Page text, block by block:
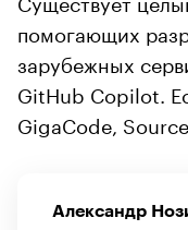
помогающих
зарубежных
GitHub Copilot.
GigaCode,
Александр